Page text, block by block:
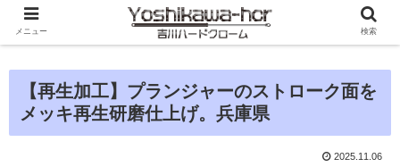
【再生加工】プランジャーのストローク面を
メッキ再生研磨仕上げ。兵庫県
2025.11.06
メニュー 検索